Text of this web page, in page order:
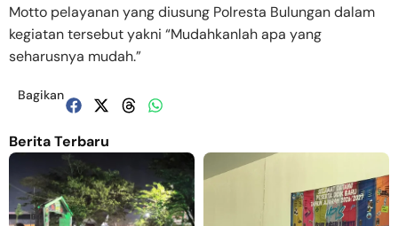
Motto pelayanan yang diusung Polresta Bulungan dalam
kegiatan tersebut yakni “Mudahkanlah apa yang
seharusnya mudah.”
Bagikan
Berita Terbaru